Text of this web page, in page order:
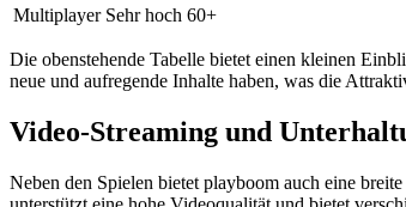
Multiplayer Sehr hoch 60+
Die obenstehende Tabelle bietet einen kleinen
neue und aufregende Inhalte haben, was die
Video-Streaming und
Neben den Spielen bietet playboom auch eine